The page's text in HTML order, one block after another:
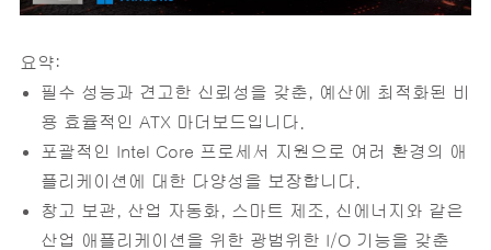
요약:
필수 성능과 견고한 신뢰성을 갖춘, 예산에 최적화된 비
용 효율적인 ATX 마더보드입니다.
포괄적인 Intel Core 프로세서 지원으로 여러 환경의 애
플리케이션에 대한 다양성을 보장합니다.
창고 보관, 산업 자동화, 스마트 제조, 신에너지와 같은
산업 애플리케이션을 위한 광범위한 I/O 기능을 갖춘